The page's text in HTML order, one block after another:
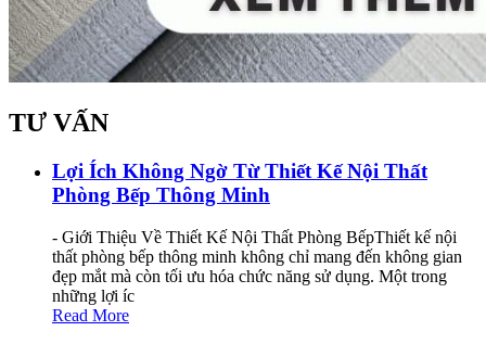
TƯ VẤN
Lợi Ích Không Ngờ Từ Thiết Kế Nội Thất
Phòng Bếp Thông Minh
- Giới Thiệu Về Thiết Kế Nội Thất Phòng BếpThiết kế nội
thất phòng bếp thông minh không chỉ mang đến không gian
đẹp mắt mà còn tối ưu hóa chức năng sử dụng. Một trong
những lợi íc
Read More